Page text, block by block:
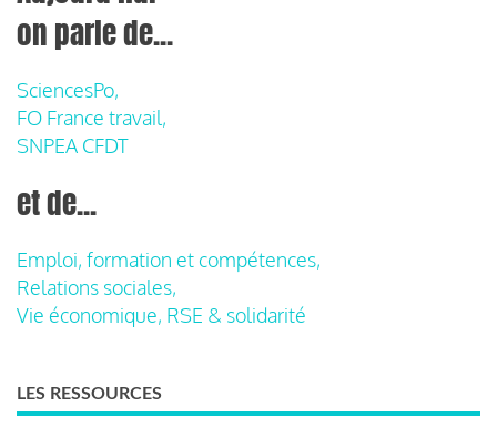
on parle de...
SciencesPo,
FO France travail,
SNPEA CFDT
et de...
Emploi, formation et compétences,
Relations sociales,
Vie économique, RSE & solidarité
LES RESSOURCES